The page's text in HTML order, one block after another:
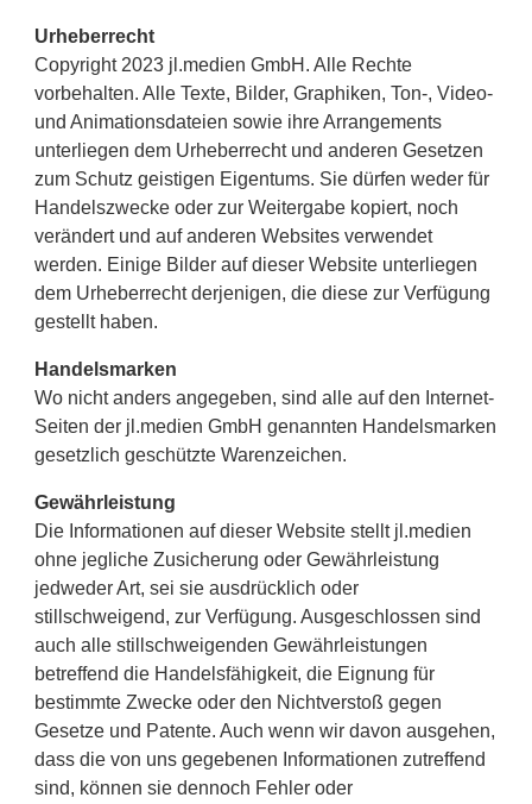
Urheberrecht
Copyright 2023 jl.medien GmbH. Alle Rechte
vorbehalten. Alle Texte, Bilder, Graphiken, Ton-, Video-
und Animationsdateien sowie ihre Arrangements
unterliegen dem Urheberrecht und anderen Gesetzen
zum Schutz geistigen Eigentums. Sie dürfen weder für
Handelszwecke oder zur Weitergabe kopiert, noch
verändert und auf anderen Websites verwendet
werden. Einige Bilder auf dieser Website unterliegen
dem Urheberrecht derjenigen, die diese zur Verfügung
gestellt haben.
Handelsmarken
Wo nicht anders angegeben, sind alle auf den Internet-
Seiten der jl.medien GmbH genannten Handelsmarken
gesetzlich geschützte Warenzeichen.
Gewährleistung
Die Informationen auf dieser Website stellt jl.medien
ohne jegliche Zusicherung oder Gewährleistung
jedweder Art, sei sie ausdrücklich oder
stillschweigend, zur Verfügung. Ausgeschlossen sind
auch alle stillschweigenden Gewährleistungen
betreffend die Handelsfähigkeit, die Eignung für
bestimmte Zwecke oder den Nichtverstoß gegen
Gesetze und Patente. Auch wenn wir davon ausgehen,
dass die von uns gegebenen Informationen zutreffend
sind, können sie dennoch Fehler oder